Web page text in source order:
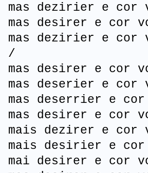
mas dezirier e cor
mas desirer e cor
mas dezirier e cor
/
mas desirer e cor
mas deserier e cor
mas deserrier e
mas desirer e cor
mais dezirer e cor
mais desirier e cor
mai desirer e cor